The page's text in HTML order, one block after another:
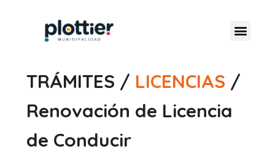
TRÁMITES / LICENCIAS /
Renovación de Licencia
de Conducir